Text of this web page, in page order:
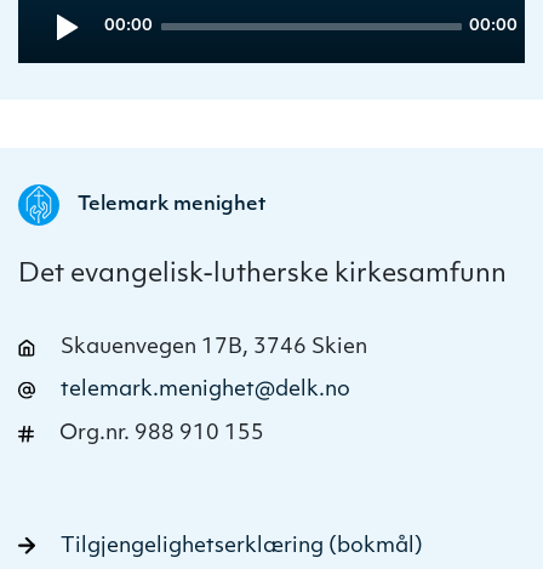
Player
Current
00:00
Total
00:00
Telemark menighet
Det evangelisk-lutherske kirkesamfunn
Skauenvegen 17B, 3746 Skien
telemark.menighet@delk.no
Org.nr. 988 910 155
Tilgjengelighetserklæring (bokmål)